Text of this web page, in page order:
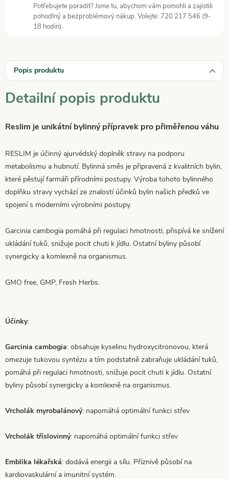
Potřebujete poradit? Jsme tu, abychom vám pomohli a zajistili
pohodlný a bezproblémový nákup. Volejte: 720 217 546 (9-
18 hodin).
Popis produktu
Detailní popis produktu
Reslim je unikátní bylinný přípravek pro přiměřenou váhu
RESLIM je účinný ajurvédský doplněk stravy na podporu
metabolismu a hubnutí. Bylinná směs je připravená z kvalitních bylin,
které pěstují farmáři přírodními postupy. Výroba tohoto bylinného
doplňku stravy vychází ze znalostí účinků bylin našich předků ve
spojení s moderními výrobními postupy.
Garcinia cambogia pomáhá při regulaci hmotnosti, přispívá ke snížení
ukládání tuků, snižuje pocit chuti k jídlu. Ostatní byliny působí
synergicky a komlexně na organismus.
GMO free, GMP, Fresh Herbs.
Účinky:
Garcinia cambogia: obsahuje kyselinu hydroxycitronovou, která
omezuje tukovou syntézu a tím podstatně zabraňuje ukládání tuků,
pomáhá při regulaci hmotnosti, snižuje pocit chuti k jídlu. Ostatní
byliny působí synergicky a komlexně na organismus.
Vrcholák myrobalánový: napomáhá optimální funkci střev
Vrcholák tříslovinný: napomáhá optimální funkci střev
Emblika lékařská: dodává energii a sílu. Příznivě působí na
kardiovaskulární a imunitní systém.